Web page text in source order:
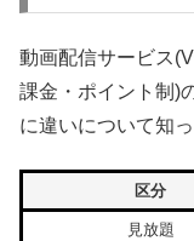
動画配信サービス
課金・ポイント制)
に違いについて知
区分
見放題